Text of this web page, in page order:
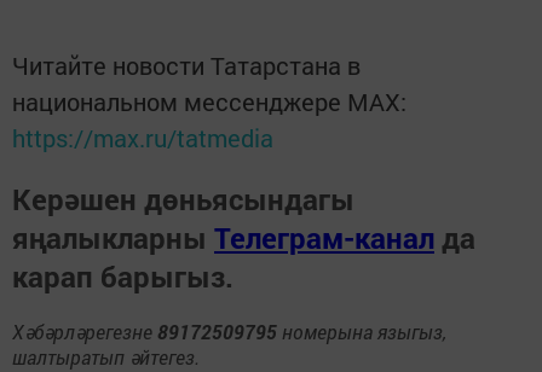
Читайте новости Татарстана в
национальном мессенджере MАХ:
https://max.ru/tatmedia
Керәшен дөньясындагы
яңалыкларны Телеграм-канал да
карап барыгыз.
Хәбәрләрегезне 89172509795 номерына языгыз,
шалтыратып әйтегез.